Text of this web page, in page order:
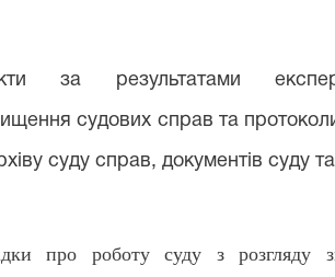
за результатами
судових справ та
суду справ, документів суду
про роботу суду з розгляду